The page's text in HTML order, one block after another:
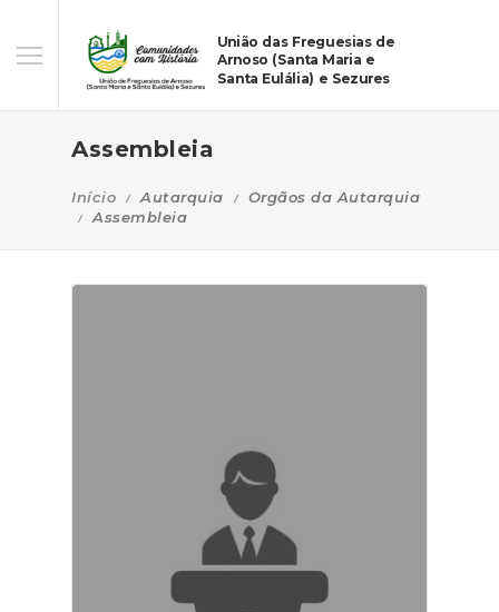
União das Freguesias de
Arnoso (Santa Maria e
Santa Eulália) e Sezures
Assembleia
Início Autarquia
Orgãos da Autarquia
Assembleia